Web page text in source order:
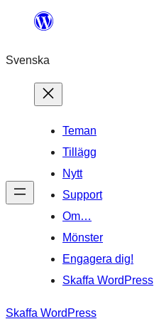
Hoppa
innehåll
Svenska
Teman
Tillägg
Nytt
Support
Om…
Mönster
Engagera dig!
Skaffa WordPress
Skaffa WordPress